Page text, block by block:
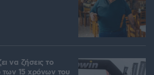
να ζήσεις το
των 15 χρόνων του